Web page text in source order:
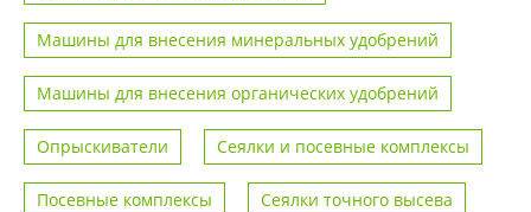
Машины для внесения минеральных удобрений
Машины для внесения органических удобрений
Опрыскиватели Сеялки и посевные комплексы
Посевные комплексы Сеялки точного высева